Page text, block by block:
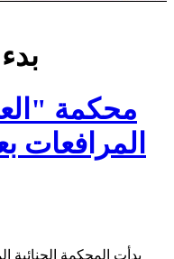
محكمة
المرافعات
بدأت المحكمة الجنائية